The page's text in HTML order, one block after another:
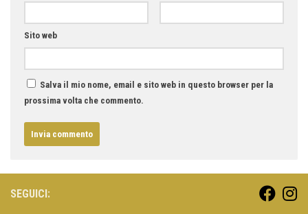
Sito web
Salva il mio nome, email e sito web in questo browser per la
prossima volta che commento.
SEGUICI: